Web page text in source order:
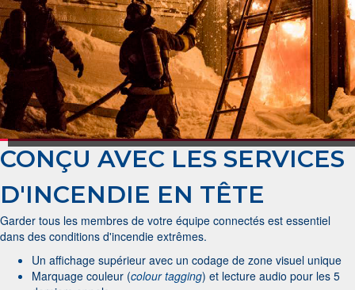
CONÇU AVEC LES SERVICES
D'INCENDIE EN TÊTE
Garder tous les membres de votre équipe connectés est essentiel
dans des conditions d'incendie extrêmes.
Un affichage supérieur avec un codage de zone visuel unique
Marquage couleur (colour tagging) et lecture audio pour les 5